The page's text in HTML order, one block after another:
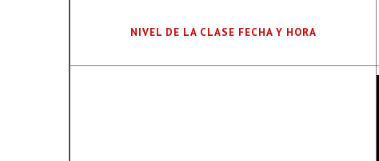
NIVEL DE LA CLASE FECHA Y HORA